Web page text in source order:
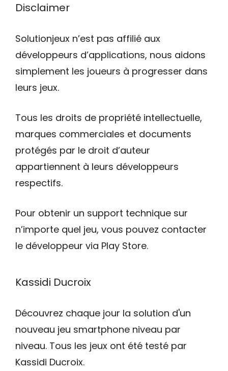
Disclaimer
Solutionjeux n’est pas affilié aux
développeurs d’applications, nous aidons
simplement les joueurs à progresser dans
leurs jeux.
Tous les droits de propriété intellectuelle,
marques commerciales et documents
protégés par le droit d’auteur
appartiennent à leurs développeurs
respectifs.
Pour obtenir un support technique sur
n’importe quel jeu, vous pouvez contacter
le développeur via Play Store.
Kassidi Ducroix
Découvrez chaque jour la solution d'un
nouveau jeu smartphone niveau par
niveau. Tous les jeux ont été testé par
Kassidi Ducroix.